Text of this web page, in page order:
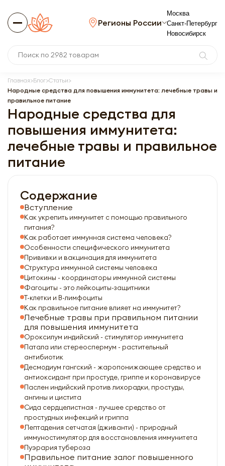
Регионы России
Москва
Санкт-Петербург
Новосибирск
Главная Блог Статьи
Народные средства для повышения иммунитета: лечебные травы и
правильное питание
Народные средства для
повышения иммунитета:
лечебные травы и правильное
питание
Содержание
Вступление
Как укрепить иммунитет с помощью правильного
питания?
Как работает иммунная система человека?
Особенности специфического иммунитета
Прививки и вакцинация для иммунитета
Структура иммунной системы человека
Цитокины - координаторы иммунной системы
Фагоциты - это лейкоциты-защитники
Т-клетки и В-лимфоциты
Как правильное питание влияет на иммунитет?
Лечебные травы при правильном питании
для повышения иммунитета
Ороксилум индийский - стимулятор иммунитета
Патала или стереоспермум - растительный
антибиотик
Десмодиум гангский - жаропонижающее средство и
антиоксидант при простуде, гриппе и коронавирусе
Паслен индийский против лихорадки, простуды,
ангины и цистита
Сида сердцелистная - лучшее средство от
простудных инфекций и гриппа
Лептадения сетчатая (дживанти) - природный
иммуностимулятор для восстановления иммунитета
Пуэрария тубероза
Правильное питание залог повышенного